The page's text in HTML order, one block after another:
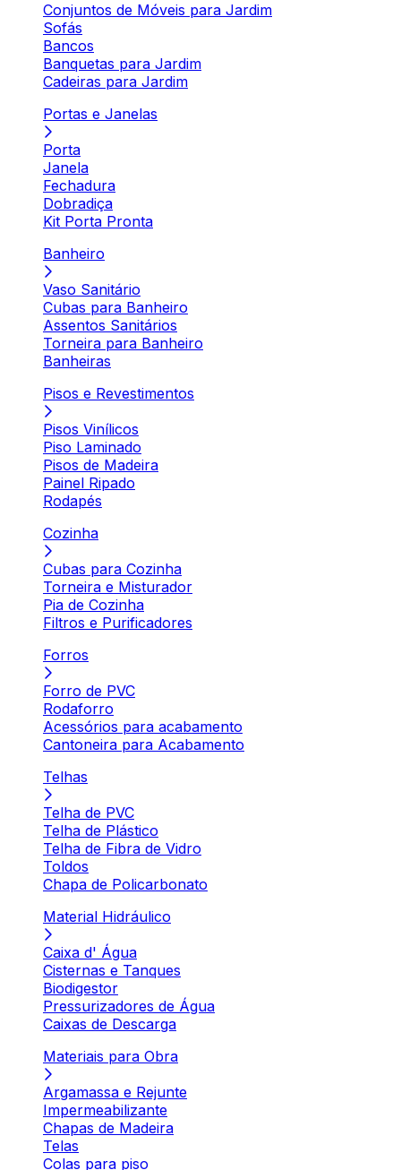
Conjuntos de Móveis para Jardim
Sofás
Bancos
Banquetas para Jardim
Cadeiras para Jardim
Portas e Janelas
Porta
Janela
Fechadura
Dobradiça
Kit Porta Pronta
Banheiro
Vaso Sanitário
Cubas para Banheiro
Assentos Sanitários
Torneira para Banheiro
Banheiras
Pisos e Revestimentos
Pisos Vinílicos
Piso Laminado
Pisos de Madeira
Painel Ripado
Rodapés
Cozinha
Cubas para Cozinha
Torneira e Misturador
Pia de Cozinha
Filtros e Purificadores
Forros
Forro de PVC
Rodaforro
Acessórios para acabamento
Cantoneira para Acabamento
Telhas
Telha de PVC
Telha de Plástico
Telha de Fibra de Vidro
Toldos
Chapa de Policarbonato
Material Hidráulico
Caixa d' Água
Cisternas e Tanques
Biodigestor
Pressurizadores de Água
Caixas de Descarga
Materiais para Obra
Argamassa e Rejunte
Impermeabilizante
Chapas de Madeira
Telas
Colas para piso